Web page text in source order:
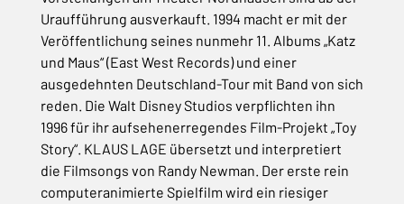
Uraufführung ausverkauft. 1994 macht er mit der
Veröffentlichung seines nunmehr 11. Albums „Katz
und Maus“ (East West Records) und einer
ausgedehnten Deutschland-Tour mit Band von sich
reden. Die Walt Disney Studios verpflichten ihn
1996 für ihr aufsehenerregendes Film-Projekt „Toy
Story“. KLAUS LAGE übersetzt und interpretiert
die Filmsongs von Randy Newman. Der erste rein
computeranimierte Spielfilm wird ein riesiger